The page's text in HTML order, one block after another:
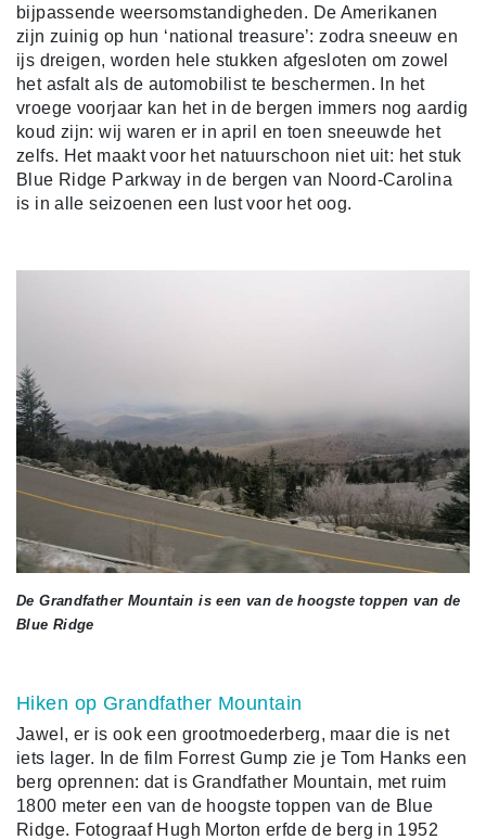
bijpassende weersomstandigheden. De Amerikanen
zijn zuinig op hun ‘national treasure’: zodra sneeuw en
ijs dreigen, worden hele stukken afgesloten om zowel
het asfalt als de automobilist te beschermen. In het
vroege voorjaar kan het in de bergen immers nog aardig
koud zijn: wij waren er in april en toen sneeuwde het
zelfs. Het maakt voor het natuurschoon niet uit: het stuk
Blue Ridge Parkway in de bergen van Noord-Carolina
is in alle seizoenen een lust voor het oog.
De Grandfather Mountain is een van de hoogste toppen van de
Blue Ridge
Hiken op Grandfather Mountain
Jawel, er is ook een grootmoederberg, maar die is net
iets lager. In de film Forrest Gump zie je Tom Hanks een
berg oprennen: dat is Grandfather Mountain, met ruim
1800 meter een van de hoogste toppen van de Blue
Ridge. Fotograaf Hugh Morton erfde de berg in 1952